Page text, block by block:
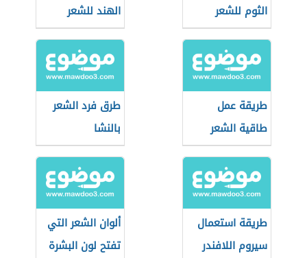
الثوم للشعر
الهند للشعر
طريقة عمل
طاقية الشعر
طرق فرد الشعر
بالنشا
طريقة استعمال
سيروم اللافندر
ألوان الشعر التي
تفتح لون البشرة